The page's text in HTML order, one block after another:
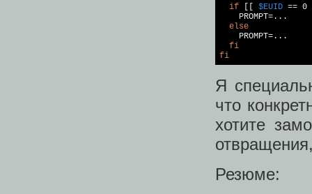
if
$EUID ==
    PROMPT=...
else
    PROMPT=...
fi
fi
Я
что
хотите
Резюме: